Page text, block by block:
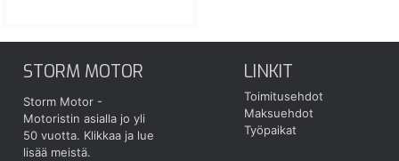
STORM MOTOR
Storm Motor -
Motoristin asialla jo yli
50 vuotta. Klikkaa ja lue
lisää meistä.
LINKIT
Toimitusehdot
Maksuehdot
Työpaikat